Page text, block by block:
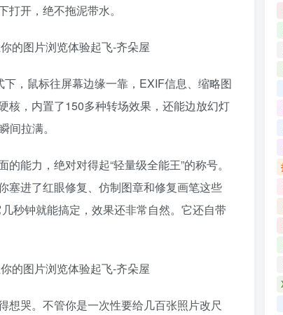
开，绝不拖泥带水。
，鼠标往屏幕边缘一靠，EXIF信息、缩略图
核，内置了150多种转场效果，还能边放幻灯
拉满。
能力，绝对对得起“轻量级全能王”的称号。
塞进了红眼修复、仿制图章和修复画笔这些
秒钟就能搞定，效果还非常自然。它还自带
想哭。不管你是一次性要给几百张照片改尺